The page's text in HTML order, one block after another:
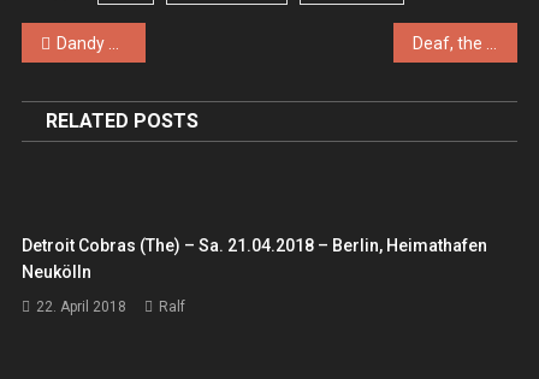
Beitragsnavigation
Dandy Warhols, the – Do. 19.03.2015 – Köln, Gebäude 9
RELATED POSTS
Detroit Cobras (the) – Sa. 21.04.2018 – Berlin, Heimathafen
Neukölln
22. April 2018 Ralf